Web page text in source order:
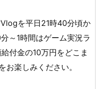
を平日21時40分頃か
～1時間はゲーム実況ラ
付金の10万円をどこま
お楽しみください。